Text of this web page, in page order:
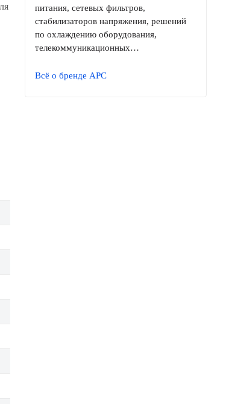
питания, сетевых фильтров,
стабилизаторов напряжения, решений
по охлаждению оборудования,
телекоммуникационных…
Всё о бренде APC